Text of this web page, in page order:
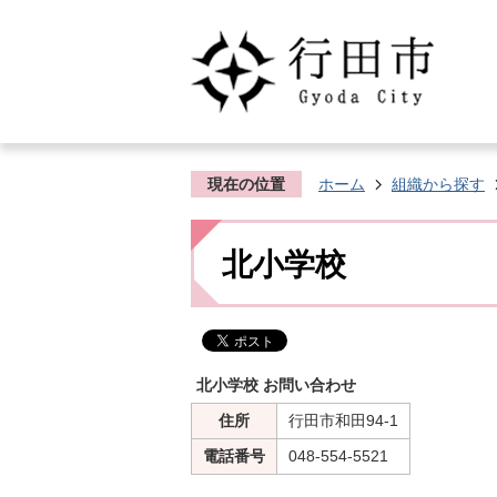
現在の位置 ホーム 組織から探す
北小学校
北小学校 お問い合わせ
住所
行田市和田94-1
電話番号
048-554-5521